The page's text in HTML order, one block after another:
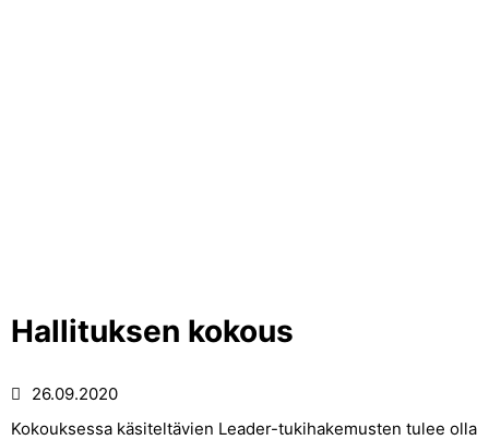
Hallituksen kokous
26.09.2020
Kokouksessa käsiteltävien Leader-tukihakemusten tulee olla